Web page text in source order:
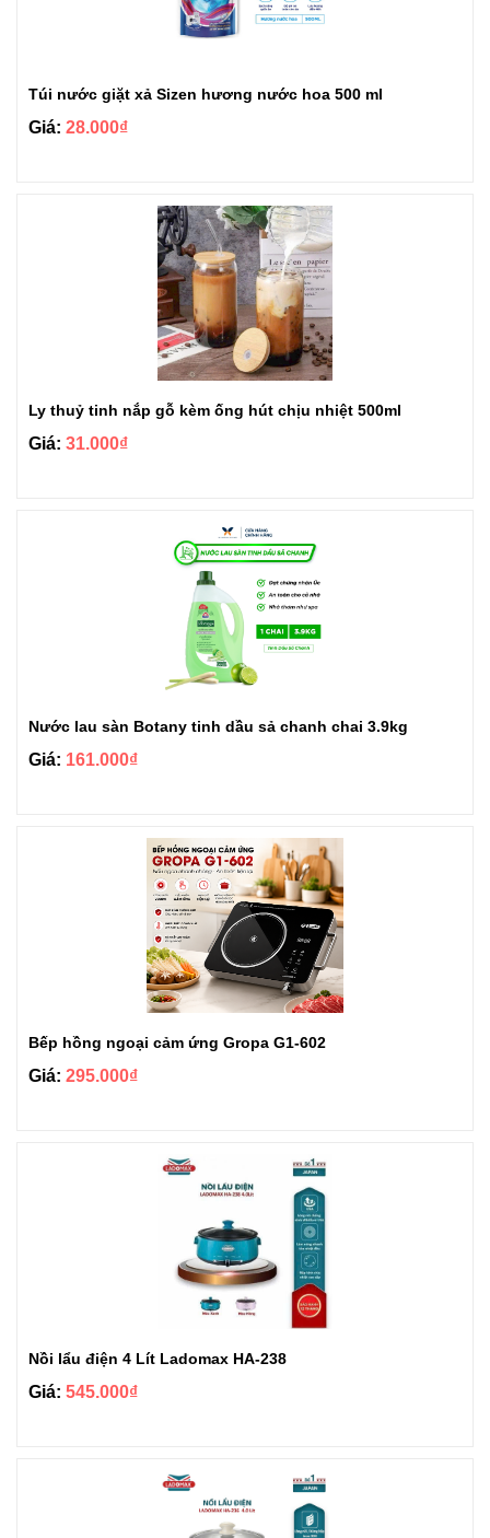
Túi nước giặt xả Sizen hương nước hoa 500 ml
Giá: 28.000₫
Ly thuỷ tinh nắp gỗ kèm ống hút chịu nhiệt 500ml
Giá: 31.000₫
Nước lau sàn Botany tinh dầu sả chanh chai 3.9kg
Giá: 161.000₫
Bếp hồng ngoại cảm ứng Gropa G1-602
Giá: 295.000₫
Nồi lẩu điện 4 Lít Ladomax HA-238
Giá: 545.000₫